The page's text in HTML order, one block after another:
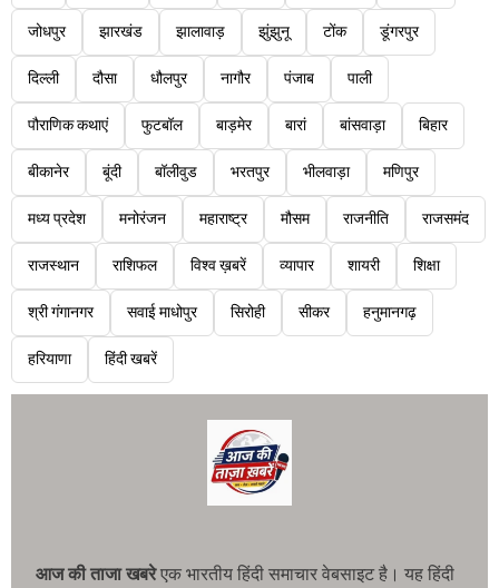
जोधपुर झारखंड झालावाड़ झुंझुनू टोंक डूंगरपुर
दिल्ली दौसा धौलपुर नागौर पंजाब पाली
पौराणिक कथाएं फुटबॉल बाड़मेर बारां बांसवाड़ा बिहार
बीकानेर बूंदी बॉलीवुड भरतपुर भीलवाड़ा मणिपुर
मध्य प्रदेश मनोरंजन महाराष्ट्र मौसम राजनीति राजसमंद
राजस्थान राशिफल विश्व ख़बरें व्यापार शायरी शिक्षा
श्री गंगानगर सवाई माधोपुर सिरोही सीकर हनुमानगढ़
हरियाणा हिंदी खबरें
आज की ताजा खबरेएक भारतीय हिंदी समाचार वेबसाइट है। यह हिंदी